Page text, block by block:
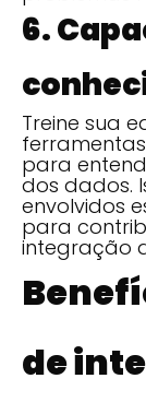
6.
Treine sua
para
dos dados.
envolvidos
para
integração
de